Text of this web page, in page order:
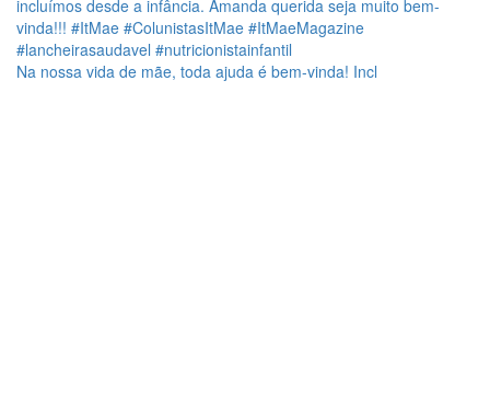
Na nossa vida de mãe, toda ajuda é bem-vinda! Incl